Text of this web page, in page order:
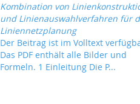
Kombination von
und Linienauswahlverfahren für
Liniennetzplanung
Der Beitrag ist im Volltext
Das PDF enthält alle Bilder und
Formeln. 1 Einleitung Die P...